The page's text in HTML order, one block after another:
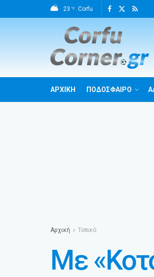
23 °C Corfu
ΑΡΧΙΚΗ ΠΟΔΟΣΦΑΙΡΟ
Αρχική Τοπικό
Με